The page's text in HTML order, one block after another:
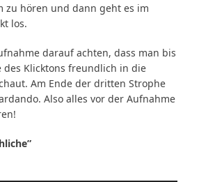
zu hören und dann geht es im
los.
darauf achten, dass man bis
des Klicktons freundlich in die
Am Ende der dritten Strophe
Also alles vor der Aufnahme